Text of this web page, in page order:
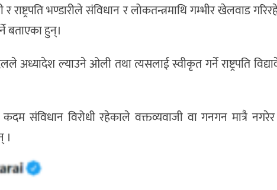
र राष्ट्रपति भण्डारीले संविधान र लोकतन्त्रमाथि गम्भीर खेलवाड
बताएका हुन्।
अध्यादेश ल्याउने ओली तथा त्यसलाई स्वीकृत गर्ने राष्ट्रपति
संविधान विरोधी रहेकाले वक्तव्यवाजी वा गनगन मात्रै
।